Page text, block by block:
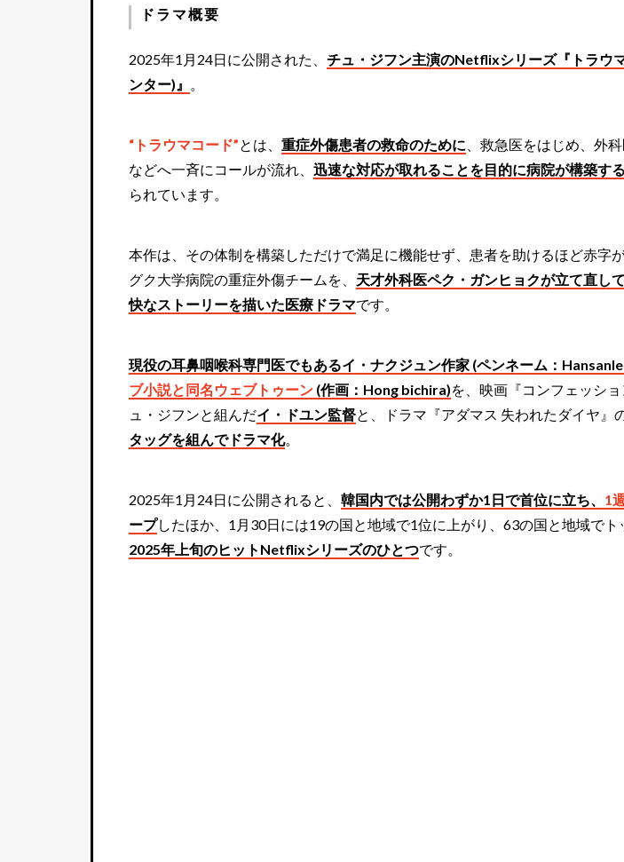
ドラマ概要
2025年1月24日に公開された、 チュ・ジフン主演のNetflixシリーズ『トラウ
ンター)』 。
“トラウマコード”とは、 重症外傷患者の救命のために 、救急医をはじめ、外
などへ一斉にコールが流れ、 迅速な対応が取れることを目的に病院が構築す
られています。
本作は、その体制を構築しただけで満足に機能せず、患者を助けるほど赤字
グク大学病院の重症外傷チームを、 天才外科医ペク・ガンヒョクが立て直し
快なストーリーを描いた医療ドラマです。
現役の耳鼻咽喉科専門医でもあるイ・ナクジュン作家 (ペンネーム：
ブ小説と同名ウェブトゥーン (作画：Hong bichira)を、映画『コンフェッシ
ュ・ジフンと組んだイ・ドユン監督と、ドラマ『アダマス 失われたダイヤ』
タッグを組んでドラマ化。
2025年1月24日に公開されると、 韓国内では公開わずか1日で首位に立ち、 1
ープしたほか、1月30日には19の国と地域で1位に上がり、63の国と地域でト
2025年上旬のヒットNetflixシリーズのひとつです。